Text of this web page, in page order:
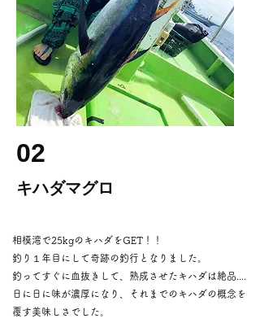
02
キハダマグロ
相模湾で25kgのキハダをGET！！
釣り１年目にして奇跡の釣行となりました。
釣ってすぐに血抜きして、熟成させたキハダは絶品....
日に日に味が濃厚になり、それまでのキハダの概念を
覆す美味しさでした。